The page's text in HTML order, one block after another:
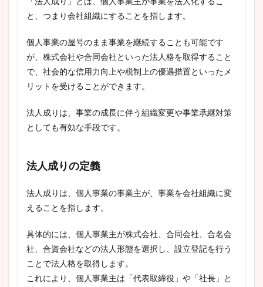
と、つまり会社組織にすることを指します。
個人事業の屋号のまま事業を継続することも可能です
が、株式会社や合同会社といった法人格を取得すること
で、社会的な信用力向上や税制上の優遇措置といったメ
リットを受けることができます。
法人成りは、事業の成長に伴う組織変更や事業承継対策
としても有効な手段です。
法人成りの定義
法人成りは、個人事業の事業主が、事業を会社組織に変
えることを指します。
具体的には、個人事業主が株式会社、合同会社、合名会
社、合資会社などの法人形態を選択し、設立登記を行う
ことで法人格を取得します。
これにより、個人事業主は「代表取締役」や「社長」と